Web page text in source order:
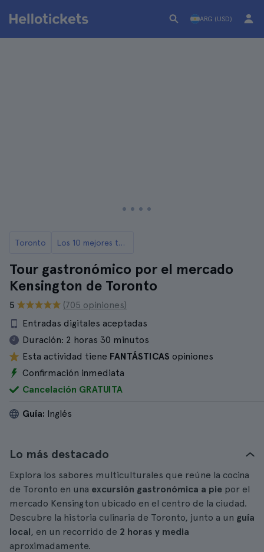
ARG (USD)
Toronto Los 10 mejores tours gastronómicos de Toronto
Tour gastronómico por el mercado
Kensington de Toronto
5
(705 opiniones)
Entradas digitales aceptadas
Duración: 2 horas 30 minutos
Esta actividad tiene FANTÁSTICAS opiniones
Confirmación inmediata
Cancelación GRATUITA
Guía: Inglés
Lo más destacado
Explora los sabores multiculturales que reúne la cocina
de Toronto en una excursión gastronómica a pie por el
mercado Kensington ubicado en el centro de la ciudad.
Descubre la historia culinaria de Toronto, junto a un guía
local, en un recorrido de 2 horas y media
aproximadamente.